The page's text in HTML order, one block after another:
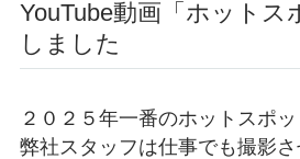
YouTube動画「ホットス
しました
２０２５年一番のホットスポ
弊社スタッフは仕事でも撮影